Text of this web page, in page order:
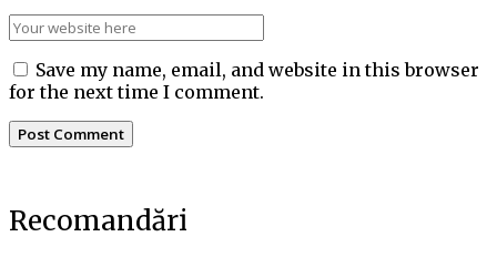
Save my name, email, and website in this browser
for the next time I comment.
Recomandări